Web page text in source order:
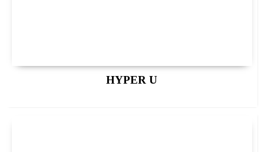
HYPER U